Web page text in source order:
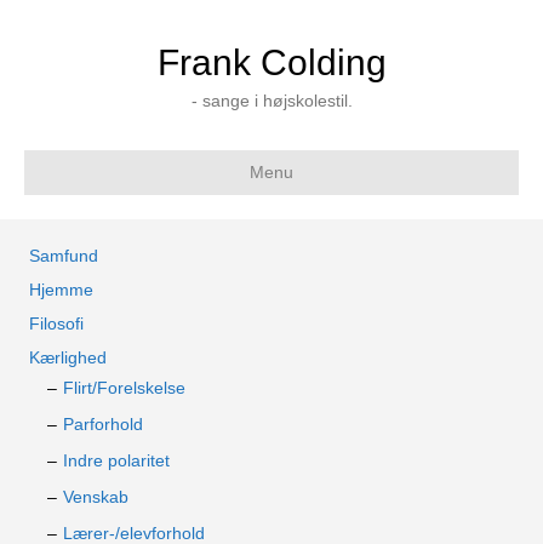
Frank Colding
- sange i højskolestil.
Menu
Samfund
Hjemme
Filosofi
Kærlighed
Flirt/Forelskelse
Parforhold
Indre polaritet
Venskab
Lærer-/elevforhold